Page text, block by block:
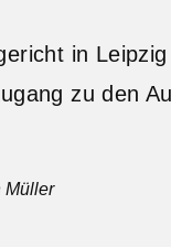
in
zu den
Müller